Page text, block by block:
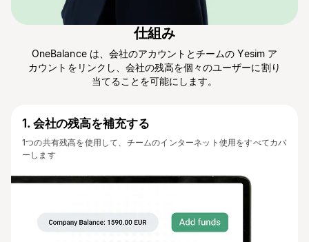
仕組み
OneBalance は、会社のアカウントとチームの Yesim ア
カウントをリンクし、会社の残高を個々のユーザーに割り
当てることを可能にします。
1 . 会社の残高を補充する
1つの共有残高を使用して、チームのインターネット使用をすべてカバ
ーします